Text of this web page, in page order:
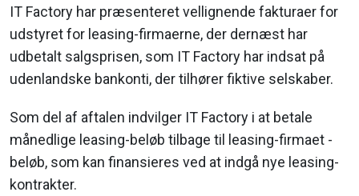
IT Factory har præsenteret vellignende fakturaer for
udstyret for leasing-firmaerne, der dernæst har
udbetalt salgsprisen, som IT Factory har indsat på
udenlandske bankonti, der tilhører fiktive selskaber.
Som del af aftalen indvilger IT Factory i at betale
månedlige leasing-beløb tilbage til leasing-firmaet -
beløb, som kan finansieres ved at indgå nye leasing-
kontrakter.